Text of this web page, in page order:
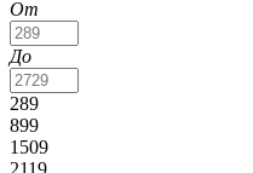
От
До
289
899
1509
2119